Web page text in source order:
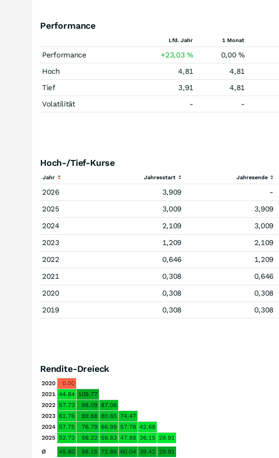
Performance
Lfd. Jahr 1 Monat
Performance +23,03% 0,00%
Hoch
4,81 4,81
Tief
3,91 4,81
Volatilität
- -
Hoch-/Tief-Kurse
Jahr Jahresstart Jahresende
2026 3,909 -
2025
3,009 3,909
2024
2,109 3,009
2023
1,209 2,109
2022
0,646 1,209
2021
0,308 0,646
2020
0,308 0,308
2019
0,308 0,308
Rendite-Dreieck
2020
0.00
2021 44.84 109.77
2022 57.73 98.09 87.06
2023 61.76 89.88 80.65 74.47
2024 57.75 76.79 66.99 57.78 42.68
2025 52.73 66.22 56.83 47.88 36.15 29.91
Ø
45.80 88.15 72.88 60.04 39.42 29.91